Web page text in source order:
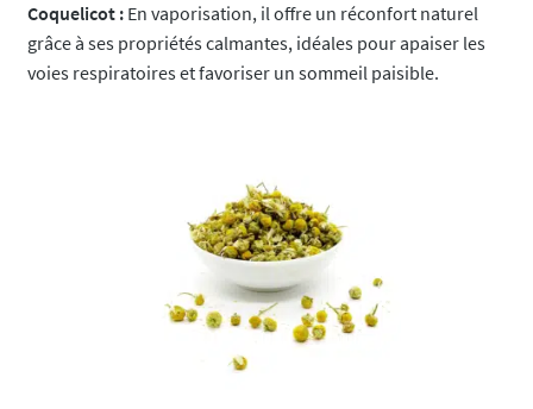
Coquelicot :En vaporisation, il offre un réconfort naturel
grâce à ses propriétés calmantes, idéales pour apaiser les
voies respiratoires et favoriser un sommeil paisible.